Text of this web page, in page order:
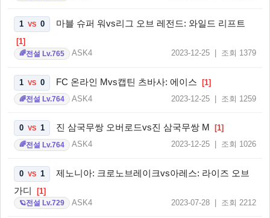
1 VS 0 마블 슈퍼 워vs리그 오브 레전드: 와일드 리프트
[1]
🌈전설 Lv.765 ASK4 2023-12-25 | 조회 1379
1 VS 0 FC 온라인 Mvs캡틴 츠바사: 에이스 [1]
🌈전설 Lv.764 ASK4 2023-12-25 | 조회 1259
0 VS 1 진 삼국무쌍 오버로드vs진 삼국무쌍 M [1]
🌈전설 Lv.764 ASK4 2023-12-25 | 조회 1026
0 VS 1
제노니아: 크로노브레이크vs아레스: 라이즈 오브
가디
[1]
🪐전설 Lv.729 ASK4 2023-07-28 | 조회 2212